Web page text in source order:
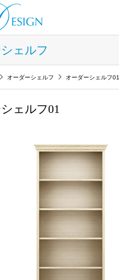
ェルフ
オーダーシェルフ オーダーシェルフ01
ェルフ01